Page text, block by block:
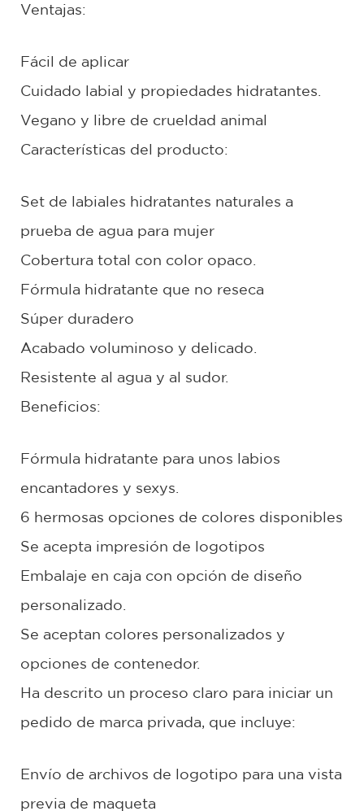
Ventajas:
Fácil de aplicar
Cuidado labial y propiedades hidratantes.
Vegano y libre de crueldad animal
Características del producto:
Set de labiales hidratantes naturales a
prueba de agua para mujer
Cobertura total con color opaco.
Fórmula hidratante que no reseca
Súper duradero
Acabado voluminoso y delicado.
Resistente al agua y al sudor.
Beneficios:
Fórmula hidratante para unos labios
encantadores y sexys.
6 hermosas opciones de colores disponibles
Se acepta impresión de logotipos
Embalaje en caja con opción de diseño
personalizado.
Se aceptan colores personalizados y
opciones de contenedor.
Ha descrito un proceso claro para iniciar un
pedido de marca privada, que incluye:
Envío de archivos de logotipo para una vista
previa de maqueta